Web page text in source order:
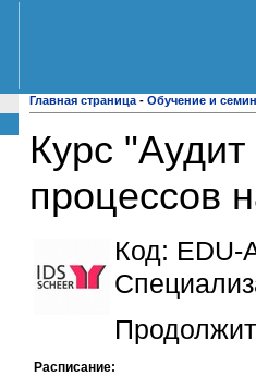
Главная страница - Обучение и
Курс
процессов
Код: EDU-
Расписание: